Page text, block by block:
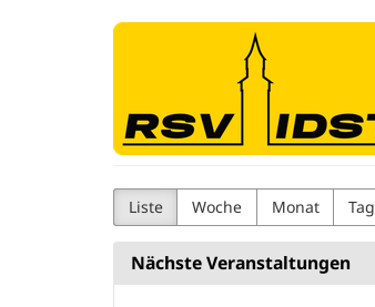
Radsportverein
Idstein
1979
e.
V.Liste Woche Monat Tag
Nächste Veranstaltungen